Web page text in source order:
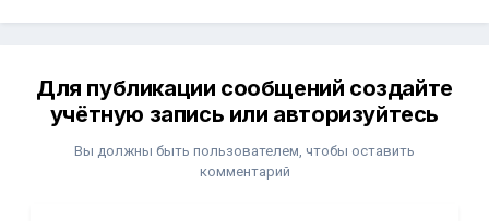
Для публикации сообщений создайте
учётную запись или авторизуйтесь
Вы должны быть пользователем, чтобы оставить
комментарий